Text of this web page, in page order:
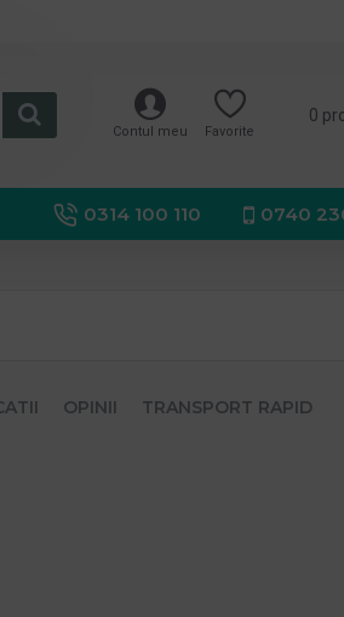
Contul meu Favorite
0
0314 100 110 0740
OPINII TRANSPORT RAPID